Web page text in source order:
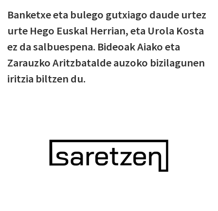
Banketxe eta bulego gutxiago daude urtez
urte Hego Euskal Herrian, eta Urola Kosta
ez da salbuespena. Bideoak Aiako eta
Zarauzko Aritzbatalde auzoko bizilagunen
iritzia biltzen du.